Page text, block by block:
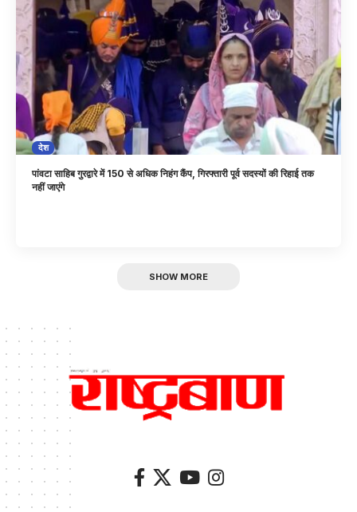
देश
पांवटा साहिब गुरद्वारे में 150 से अधिक निहंग कैंप, गिरफ्तारी पूर्व सदस्यों की रिहाई तक
नहीं जाएंगे
SHOW MORE